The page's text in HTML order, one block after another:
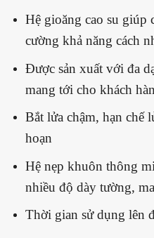
Hệ gioăng cao su giúp
cường khả năng cách
Được sản xuất với đa
mang tới cho khách
Bắt lửa chậm, hạn chế
hoạn
Hệ nẹp khuôn thông
nhiều độ dày tường,
Thời gian sử dụng lên